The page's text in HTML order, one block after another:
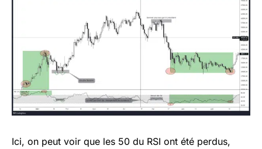
Ici, on peut voir que les 50 du RSI ont été perdus,